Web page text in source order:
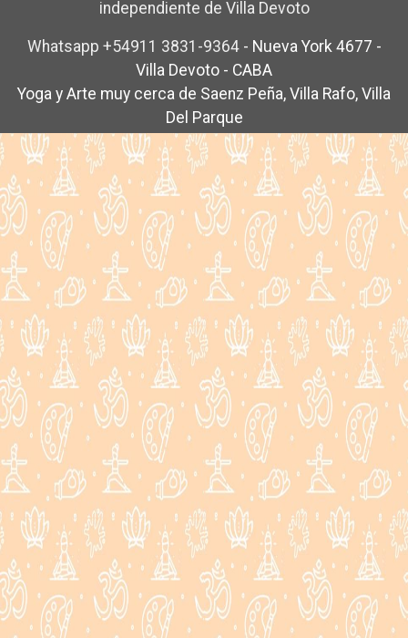
independiente de Villa Devoto
Whatsapp +54911 3831-9364 - Nueva York 4677 -
Villa Devoto - CABA
Yoga y Arte muy cerca de Saenz Peña, Villa Rafo, Villa
Del Parque